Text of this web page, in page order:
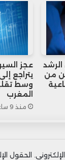
و شارك في
في العالم”
إفريقيا
على
من
عجز
وسط
المغرب
منذ 9 ساعات
الحقول